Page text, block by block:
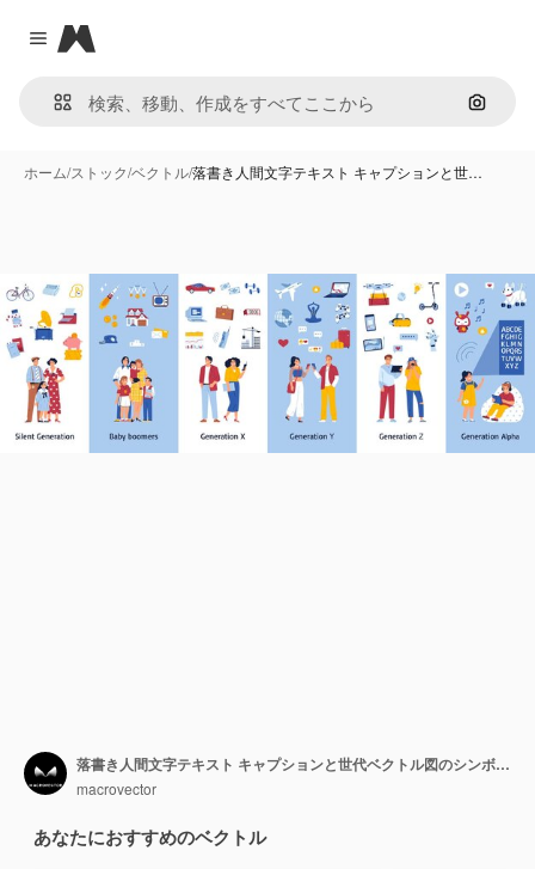
Close menu
Magnific
画像で
ホーム/ストック/ベクトル/落書き人間文字テキスト キャプションと世…
落書き人間文字テキスト キャプションと世代ベクトル図のシンボルを表す分離アイコンで設定された世代カラー
macrovector
あなたにおすすめのベクトル